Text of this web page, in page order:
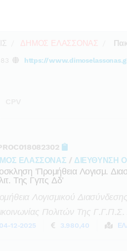
ΔΗΜΟΣ ΕΛΑΣΣΟΝΑΣ
https://
ΕΛΑΣΣΟΝΑΣ / ΔΙΕΥΘΥΝΣΗ
'προμήθεια Λογισμ.
Της Γγπς Δδ'
Λογισμικού
Πολιτών Της Γ.γ.π.σ.
04-12-2025 3.980,40